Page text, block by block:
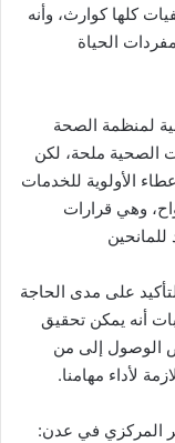
كلها كوارث، وأنه
الحياة
لمنظمة الصحة
الصحية ملحة، لكن
الأولوية للخدمات
وهي قرارات
للمانحين
على مدى الحاجة
أنه يمكن تحقيق
الوصول إلى من
لأداء مهامنا.
المركزي في عدن: